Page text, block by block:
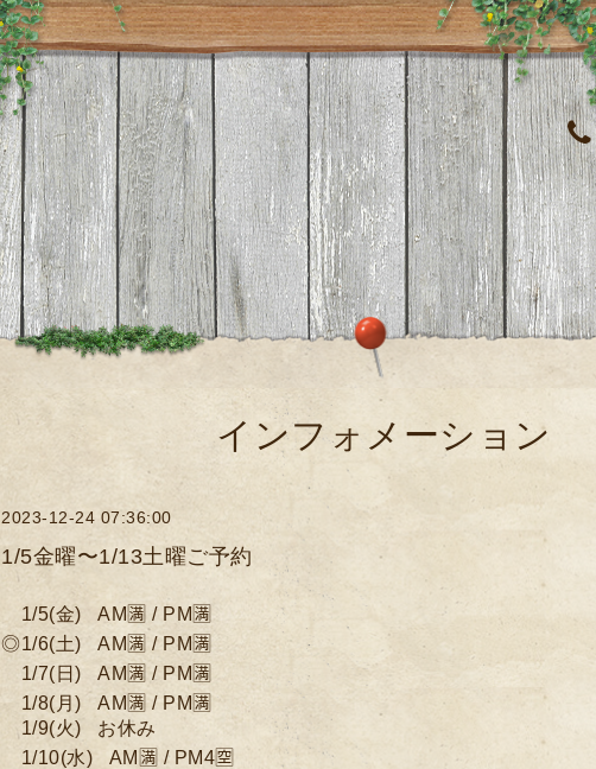
インフォメーション
2023-12-24 07:36:00
1/5金曜〜1/13土曜ご予約
1/5(金) AM🈵 / PM🈵
◎1/6(土) AM🈵 / PM🈵
1/7( 日) AM🈵 / PM🈵
1/8(月 ) AM🈵 / PM🈵
1/9(火) お休み
1/10(水)
AM🈵 / PM4🈳